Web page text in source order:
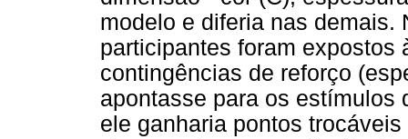
modelo e diferia nas demais.
participantes foram expostos
contingências de reforço
apontasse para os estímulos
ele ganharia pontos